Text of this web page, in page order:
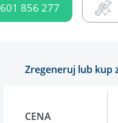
856 277
Zregeneruj lub kup
CENA